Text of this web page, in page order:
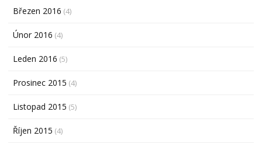
Březen 2016 (4)
Únor 2016 (4)
Leden 2016 (5)
Prosinec 2015 (4)
Listopad 2015 (5)
Říjen 2015 (4)